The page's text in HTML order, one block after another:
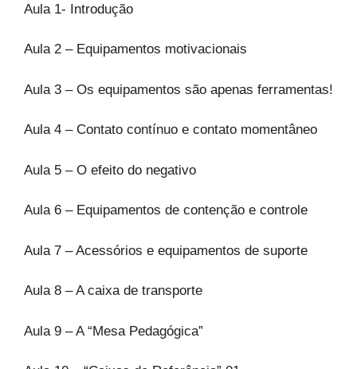
Aula 1- Introdução
Aula 2 – Equipamentos motivacionais
Aula 3 – Os equipamentos são apenas ferramentas!
Aula 4 – Contato contínuo e contato momentâneo
Aula 5 – O efeito do negativo
Aula 6 – Equipamentos de contenção e controle
Aula 7 – Acessórios e equipamentos de suporte
Aula 8 – A caixa de transporte
Aula 9 – A “Mesa Pedagógica”